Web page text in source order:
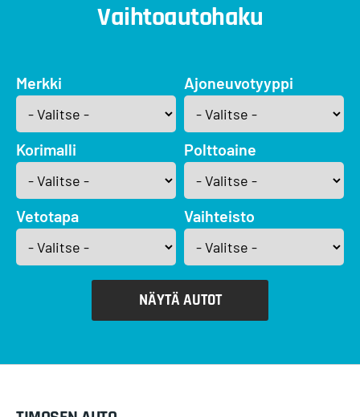
Vaihtoautohaku
Merkki Ajoneuvotyyppi
Korimalli Polttoaine
Vetotapa Vaihteisto
NÄYTÄ AUTOT